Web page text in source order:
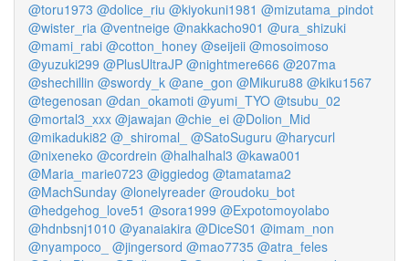
@toru1973 @dolice_riu @kiyokuni1981 @mizutama_pindot
@wister_ria @ventneige @nakkacho901 @ura_shizuki
@mami_rabi @cotton_honey @seijeii @mosoimoso
@yuzuki299 @PlusUltraJP @nightmere666 @207ma
@shechillin @swordy_k @ane_gon @Mikuru88 @kiku1567
@tegenosan @dan_okamoti @yumi_TYO @tsubu_02
@mortal3_xxx @jawajan @chie_ei @Dolion_Mid
@mikaduki82 @_shiromal_ @SatoSuguru @harycurl
@nixeneko @cordrein @halhalhal3 @kawa001
@Maria_marie0723 @iggiedog @tamatama2
@MachSunday @lonelyreader @roudoku_bot
@hedgehog_love51 @sora1999 @Expotomoyolabo
@hdnbsnj1010 @yanaiakira @DiceS01 @imam_non
@nyampoco_
@jingersord @mao7735 @atra_feles